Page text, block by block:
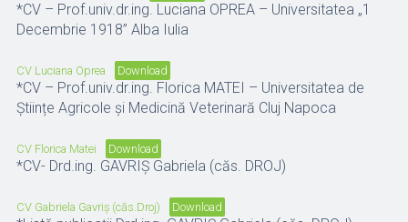
*CV – Prof.univ.dr.ing. Luciana OPREA – Universitatea „1
Decembrie 1918” Alba Iulia
CV Luciana Oprea Download
*CV – Prof.univ.dr.ing. Florica MATEI – Universitatea de
Științe Agricole și Medicină Veterinară Cluj Napoca
CV Florica Matei Download
*CV- Drd.ing. GAVRIȘ Gabriela (căs. DROJ)
CV Gabriela Gavriș (căs.Droj) Download